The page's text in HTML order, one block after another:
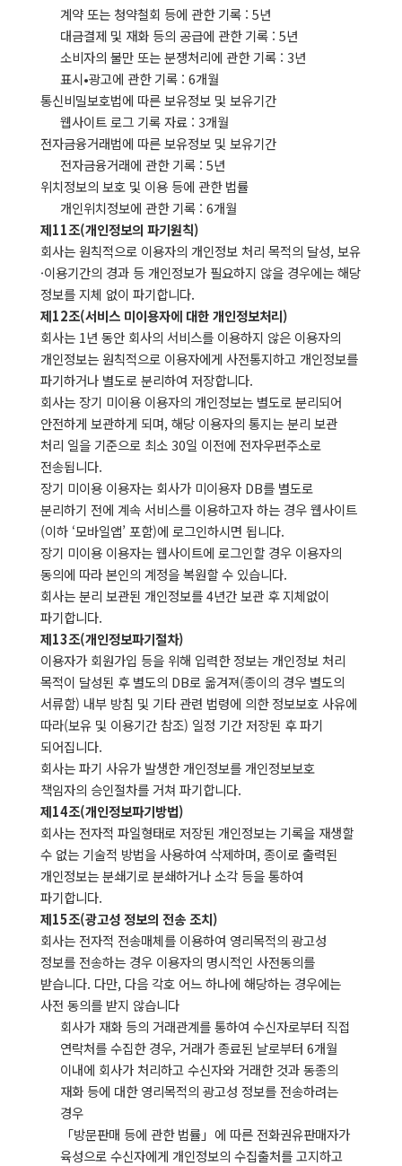
계약 또는 청약철회 등에 관한 기록 : 5년
대금결제 및 재화 등의 공급에 관한 기록 : 5년
소비자의 불만 또는 분쟁처리에 관한 기록 : 3년
표시•광고에 관한 기록 : 6개월
통신비밀보호법에 따른 보유정보 및 보유기간
웹사이트 로그 기록 자료 : 3개월
전자금융거래법에 따른 보유정보 및 보유기간
전자금융거래에 관한 기록 : 5년
위치정보의 보호 및 이용 등에 관한 법률
개인위치정보에 관한 기록 : 6개월
제11조(개인정보의 파기원칙)
회사는 원칙적으로 이용자의 개인정보 처리 목적의 달성, 보유
·이용기간의 경과 등 개인정보가 필요하지 않을 경우에는 해당
정보를 지체 없이 파기합니다.
제12조(서비스 미이용자에 대한 개인정보처리)
회사는 1년 동안 회사의 서비스를 이용하지 않은 이용자의
개인정보는 원칙적으로 이용자에게 사전통지하고 개인정보를
파기하거나 별도로 분리하여 저장합니다.
회사는 장기 미이용 이용자의 개인정보는 별도로 분리되어
안전하게 보관하게 되며, 해당 이용자의 통지는 분리 보관
처리 일을 기준으로 최소 30일 이전에 전자우편주소로
전송됩니다.
장기 미이용 이용자는 회사가 미이용자 DB를 별도로
분리하기 전에 계속 서비스를 이용하고자 하는 경우 웹사이트
(이하 ‘모바일앱’ 포함)에 로그인하시면 됩니다.
장기 미이용 이용자는 웹사이트에 로그인할 경우 이용자의
동의에 따라 본인의 계정을 복원할 수 있습니다.
회사는 분리 보관된 개인정보를 4년간 보관 후 지체없이
파기합니다.
제13조(개인정보파기절차)
이용자가 회원가입 등을 위해 입력한 정보는 개인정보 처리
목적이 달성된 후 별도의 DB로 옮겨져(종이의 경우 별도의
서류함) 내부 방침 및 기타 관련 법령에 의한 정보보호 사유에
따라(보유 및 이용기간 참조) 일정 기간 저장된 후 파기
되어집니다.
회사는 파기 사유가 발생한 개인정보를 개인정보보호
책임자의 승인절차를 거쳐 파기합니다.
제14조(개인정보파기방법)
회사는 전자적 파일형태로 저장된 개인정보는 기록을 재생할
수 없는 기술적 방법을 사용하여 삭제하며, 종이로 출력된
개인정보는 분쇄기로 분쇄하거나 소각 등을 통하여
파기합니다.
제15조(광고성 정보의 전송 조치)
회사는 전자적 전송매체를 이용하여 영리목적의 광고성
정보를 전송하는 경우 이용자의 명시적인 사전동의를
받습니다. 다만, 다음 각호 어느 하나에 해당하는 경우에는
사전 동의를 받지 않습니다
회사가 재화 등의 거래관계를 통하여 수신자로부터 직접
연락처를 수집한 경우, 거래가 종료된 날로부터 6개월
이내에 회사가 처리하고 수신자와 거래한 것과 동종의
재화 등에 대한 영리목적의 광고성 정보를 전송하려는
경우
「방문판매 등에 관한 법률」에 따른 전화권유판매자가
육성으로 수신자에게 개인정보의 수집출처를 고지하고